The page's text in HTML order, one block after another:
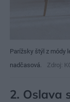
Parížsky štýl z módy
nadčasová.
Zdroj:
2. Oslava